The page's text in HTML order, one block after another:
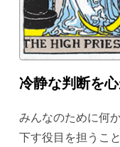
冷静な判断を
みんなのために何
下す役目を担うこ